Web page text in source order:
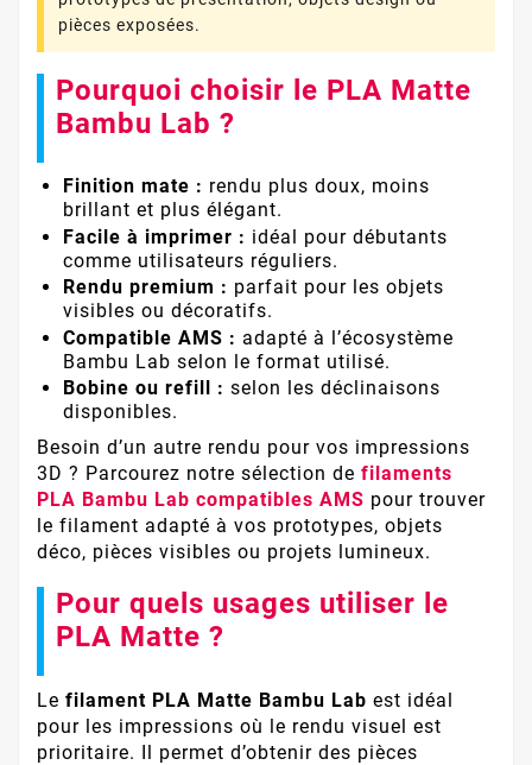
pièces exposées.
Pourquoi choisir le PLA Matte
Bambu Lab ?
Finition mate : rendu plus doux, moins
brillant et plus élégant.
Facile à imprimer : idéal pour débutants
comme utilisateurs réguliers.
Rendu premium : parfait pour les objets
visibles ou décoratifs.
Compatible AMS : adapté à l’écosystème
Bambu Lab selon le format utilisé.
Bobine ou refill : selon les déclinaisons
disponibles.
Besoin d’un autre rendu pour vos impressions
3D ? Parcourez notre sélection de filaments
PLA Bambu Lab compatibles AMS pour trouver
le filament adapté à vos prototypes, objets
déco, pièces visibles ou projets lumineux.
Pour quels usages utiliser le
PLA Matte ?
Le filament PLA Matte Bambu Lab est idéal
pour les impressions où le rendu visuel est
prioritaire. Il permet d’obtenir des pièces